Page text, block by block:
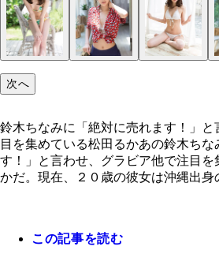
次へ
鈴木ちなみに「絶対に売れます！」
目を集めている松田るかあの鈴木ちな
す！」と言わせ、グラビア他で注目を
かだ。現在、２０歳の彼女は沖縄出身
この記事を読む